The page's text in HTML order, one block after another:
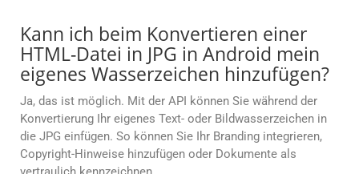
Kann ich beim Konvertieren einer
HTML-Datei in JPG in Android mein
eigenes Wasserzeichen hinzufügen?
Ja, das ist möglich. Mit der API können Sie während der
Konvertierung Ihr eigenes Text- oder Bildwasserzeichen in
die JPG einfügen. So können Sie Ihr Branding integrieren,
Copyright-Hinweise hinzufügen oder Dokumente als